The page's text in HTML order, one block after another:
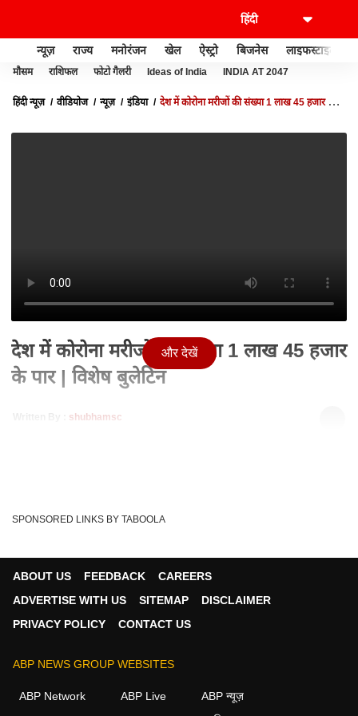
न्यूज़ राज्य मनोरंजन खेल ऐस्ट्रो बिजनेस लाइफस्टाइल
मौसम राशिफल फोटो गैलरी Ideas of India INDIA AT 2047
हिंदी न्यूज़ वीडियोज न्यूज़ इंडिया
देश में कोरोना मरीजों की संख्या 1 लाख 45 हजार के
देश में कोरोना मरीजों की संख्या 1 लाख 45 हजार
के पार | विशेष बुलेटिन
shubhamsc
India
China Covid-19
और देखें
SPONSORED LINKS BY TABOOLA
ABOUT US FEEDBACK
CAREERS
ADVERTISE WITH US
SITEMAP
DISCLAIMER
PRIVACY POLICY
CONTACT US
ABP NEWS GROUP WEBSITES
ABP Network ABP Live
ABP न्यूज़